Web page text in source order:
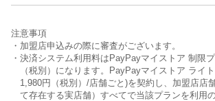
注意事項
・加盟店申込みの際に審査がございます。
・決済システム利用料はPayPayマイストア 制限
（税別）になります。PayPayマイストア ライ
1,980円（税別）/店舗ごと)を契約し、加盟店店
て存在する実店舗）すべてで当該プランを利用